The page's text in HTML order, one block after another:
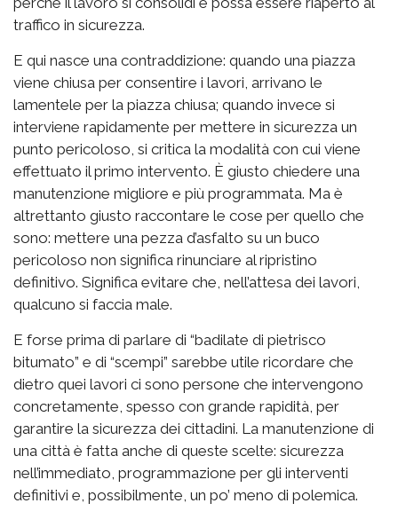
traffico in sicurezza.
E qui nasce una contraddizione: quando una piazza
viene chiusa per consentire i lavori, arrivano le
lamentele per la piazza chiusa; quando invece si
interviene rapidamente per mettere in sicurezza un
punto pericoloso, si critica la modalità con cui viene
effettuato il primo intervento. È giusto chiedere una
manutenzione migliore e più programmata. Ma è
altrettanto giusto raccontare le cose per quello che
sono: mettere una pezza d’asfalto su un buco
pericoloso non significa rinunciare al ripristino
definitivo. Significa evitare che, nell’attesa dei lavori,
qualcuno si faccia male.
E forse prima di parlare di “badilate di pietrisco
bitumato” e di “scempi” sarebbe utile ricordare che
dietro quei lavori ci sono persone che intervengono
concretamente, spesso con grande rapidità, per
garantire la sicurezza dei cittadini. La manutenzione di
una città è fatta anche di queste scelte: sicurezza
nell’immediato, programmazione per gli interventi
definitivi e, possibilmente, un po’ meno di polemica.